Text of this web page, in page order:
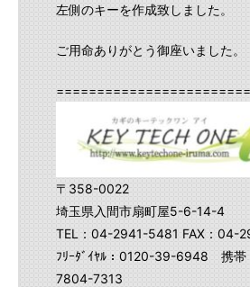
左側のキーを作成致しました。
ご用命ありがとう御座いました。
〒358-0022
埼玉県入間市扇町屋5-6-14-4
TEL：04-2941-5481 FAX：04-
ﾌﾘｰﾀﾞｲﾔﾙ：0120-39-6948 携
7804-7313